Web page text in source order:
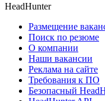
HeadHunter
Размещение
Поиск по резюме
О компании
Наши вакансии
Реклама на сайте
Требования к ПО
Безопасный